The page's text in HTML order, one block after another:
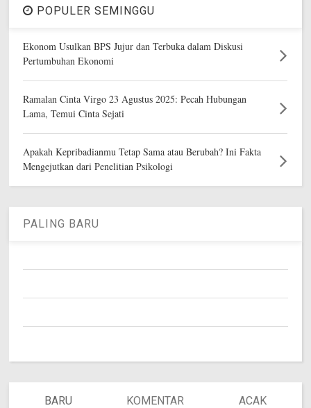
POPULER SEMINGGU
Ekonom Usulkan BPS Jujur dan Terbuka dalam Diskusi
Pertumbuhan Ekonomi
Ramalan Cinta Virgo 23 Agustus 2025: Pecah Hubungan
Lama, Temui Cinta Sejati
Apakah Kepribadianmu Tetap Sama atau Berubah? Ini Fakta
Mengejutkan dari Penelitian Psikologi
PALING BARU
BARU KOMENTAR ACAK